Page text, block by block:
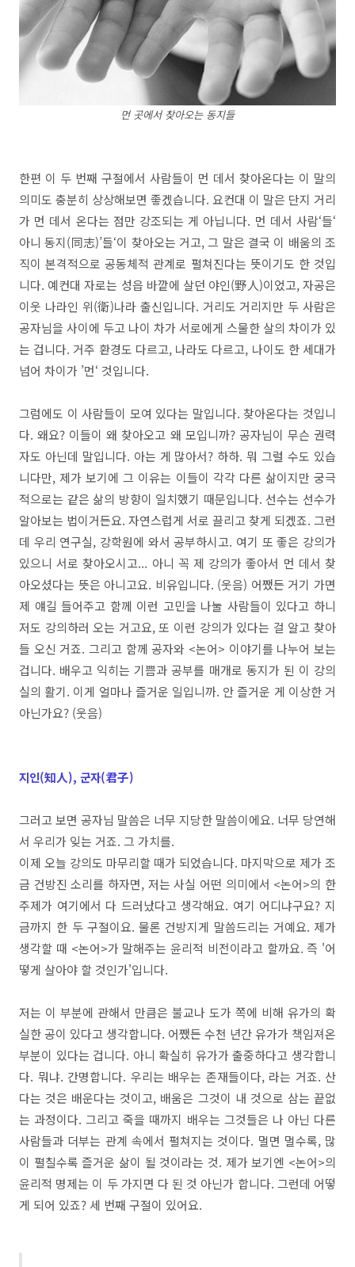
먼 곳에서 찾아오는 동지들
한편 이 두 번째 구절에서 사람들이 먼 데서 찾아온다는 이 말의
의미도 충분히 상상해보면 좋겠습니다. 요컨대 이 말은 단지 거리
가 먼 데서 온다는 점만 강조되는 게 아닙니다. 먼 데서 사람‘들‘​
아니 동지(同志)’들‘이 찾아오는 거고, 그 말은 결국 이 배움의 조
직이 본격적으로 공동체적 관계로 펼쳐진다는 뜻이기도 한 것입
니다. 예컨대 자로는 성읍 바깥에 살던 야인(野人)이었고, 자공은
이웃 나라인 위(衛)나라 출신입니다. 거리도 거리지만 두 사람은
공자님을 사이에 두고 나이 차가 서로에게 스물한 살의 차이가 있
는 겁니다. 거주 환경도 다르고, 나라도 다르고, 나이도 한 세대가
넘어 차이가 ’먼‘ 것입니다.
그럼에도 이 사람들이 모여 있다는 말입니다. 찾아온다는 것입니
다. 왜요? 이들이 왜 찾아오고 왜 모입니까? 공자님이 무슨 권력
자도 아닌데 말입니다. 아는 게 많아서? 하하. 뭐 그럴 수도 있습
니다만, 제가 보기에 그 이유는 이들이 각각 다른 삶이지만 궁극
적으로는 같은 삶의 방향이 일치했기 때문입니다. 선수는 선수가
알아보는 법이거든요. 자연스럽게 서로 끌리고 찾게 되겠죠. 그런
데 우리 연구실, 강학원에 와서 공부하시고. 여기 또 좋은 강의가
있으니 서로 찾아오시고... 아니 꼭 제 강의가 좋아서 먼 데서 찾
아오셨다는 뜻은 아니고요. 비유입니다. (웃음) 어쨌든 거기 가면
제 얘길 들어주고 함께 이런 고민을 나눌 사람들이 있다고 하니
저도 강의하러 오는 거고요, 또 이런 강의가 있다는 걸 알고 찾아
들 오신 거죠. 그리고 함께 공자와 <논어> 이야기를 나누어 보는
겁니다. 배우고 익히는 기쁨과 공부를 매개로 동지가 된 이 강의
실의 활기. 이게 얼마나 즐거운 일입니까. 안 즐거운 게 이상한 거
아닌가요? (웃음)
지인(知人), 군자(君子)
그러고 보면 공자님 말씀은 너무 지당한 말씀이에요. 너무 당연해
서 우리가 잊는 거죠. 그 가치를.
이제 오늘 강의도 마무리할 때가 되었습니다. 마지막으로 제가 조
금 건방진 소리를 하자면, 저는 사실 어떤 의미에서 <논어>의 한
주제가 여기에서 다 드러났다고 생각해요. 여기 어디냐구요? 지
금까지 한 두 구절이요. 물론 건방지게 말씀드리는 거예요. 제가
생각할 때 <논어>가 말해주는 윤리적 비전이라고 할까요. 즉 '어
떻게 살아야 할 것인가'입니다.
저는 이 부분에 관해서 만큼은 불교나 도가 쪽에 비해 유가의 확
실한 공이 있다고 생각합니다. 어쨌든 수천 년간 유가가 책임져온
부분이 있다는 겁니다. 아니 확실히 유가가 출중하다고 생각합니
다. 뭐냐. 간명합니다. 우리는 배우는 존재들이다, 라는 거죠. 산
다는 것은 배운다는 것이고, 배움은 그것이 내 것으로 삼는 끝없
는 과정이다. 그리고 죽을 때까지 배우는 그것들은 나 아닌 다른
사람들과 더부는 관계 속에서 펼쳐지는 것이다. 멀면 멀수록, 많
이 펼칠수록 즐거운 삶이 될 것이라는 것. 제가 보기엔 <논어>의
윤리적 명제는 이 두 가지면 다 된 것 아닌가 합니다. 그런데 어떻
게 되어 있죠? 세 번째 구절이 있어요.